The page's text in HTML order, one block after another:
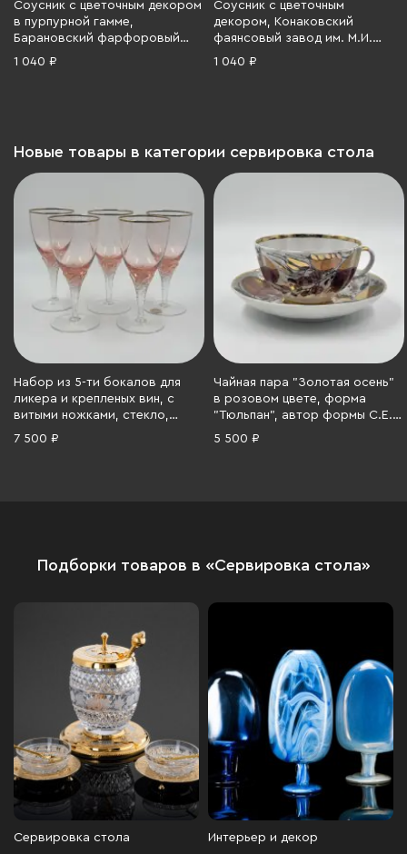
Соусник с цветочным декором
в пурпурной гамме,
Барановский фарфоровый
завод, фарфор, деколь, СССР,
1 040 ₽
Соусник с цветочным
декором, Конаковский
фаянсовый завод им. М.И.
Калинина (ЗиК Конаково),
1 040 ₽
Новые товары в категории сервировка стола
Набор из 5-ти бокалов для
ликера и крепленых вин, с
витыми ножками, стекло,
золочение, Чехословакия,
7 500 ₽
Чайная пара "Золотая осень"
в розовом цвете, форма
"Тюльпан", автор формы С.Е.
Яковлева, автор росписи Н.П.
5 500 ₽
Подборки товаров в «Сервировка стола»
Сервировка стола Интерьер и декор